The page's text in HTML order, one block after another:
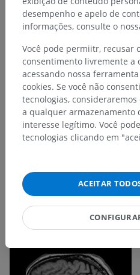
desempenho e apelo de
informações, consulte o
Você pode permiitr, recusar
consentimento livremente a
acessando nossa
cookies. Se você não
tecnologias,
a qualquer armazenamento
interesse legítimo. Você
tecnologias clicando em
ACEITAR